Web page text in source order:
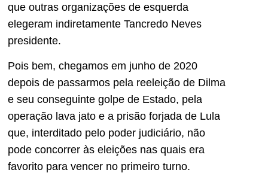
que outras organizações de esquerda
elegeram indiretamente Tancredo Neves
presidente.
Pois bem, chegamos em junho de 2020
depois de passarmos pela reeleição de Dilma
e seu conseguinte golpe de Estado, pela
operação lava jato e a prisão forjada de Lula
que, interditado pelo poder judiciário, não
pode concorrer às eleições nas quais era
favorito para vencer no primeiro turno.